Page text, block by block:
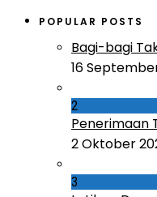
POPULAR POSTS
Bagi-bagi
16
2
Penerimaan
2 Oktober
3